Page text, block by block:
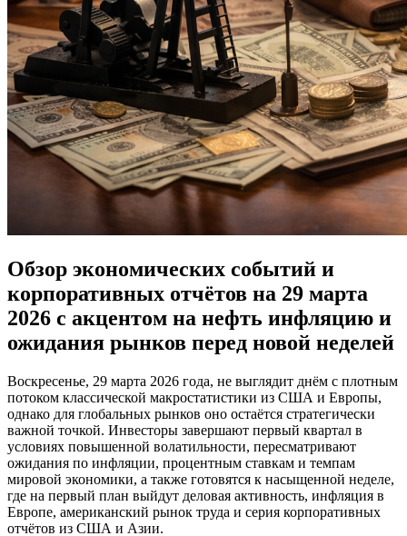
Обзор экономических событий и
корпоративных отчётов на 29 марта
2026 с акцентом на нефть инфляцию и
ожидания рынков перед новой неделей
Воскресенье, 29 марта 2026 года, не выглядит днём с плотным
потоком классической макростатистики из США и Европы,
однако для глобальных рынков оно остаётся стратегически
важной точкой. Инвесторы завершают первый квартал в
условиях повышенной волатильности, пересматривают
ожидания по инфляции, процентным ставкам и темпам
мировой экономики, а также готовятся к насыщенной неделе,
где на первый план выйдут деловая активность, инфляция в
Европе, американский рынок труда и серия корпоративных
отчётов из США и Азии.